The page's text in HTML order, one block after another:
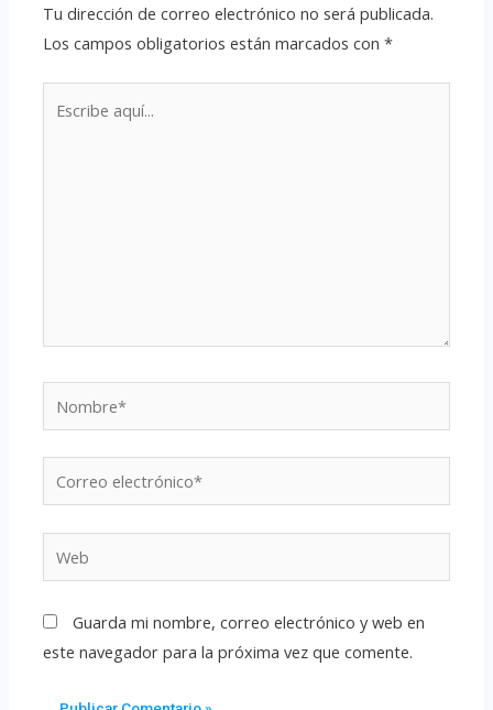
Tu dirección de correo electrónico no será publicada.
Los campos obligatorios están marcados con*
Guarda mi nombre, correo electrónico y web en
este navegador para la próxima vez que comente.